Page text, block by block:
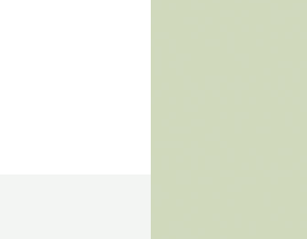
domaltıp sikse keşke diye
yola çıkarak duruma ayıkmıştım ve